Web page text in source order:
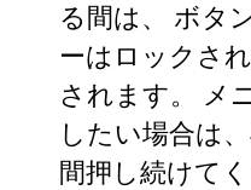
る間は、 ボタ
ーはロックさ
されます。 メ
したい場合は
間押し続けてく